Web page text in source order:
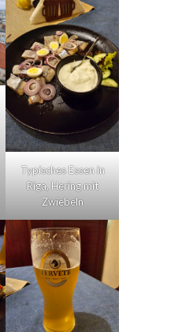
Typisches Essen in
Riga, Hering mit
Zwiebeln